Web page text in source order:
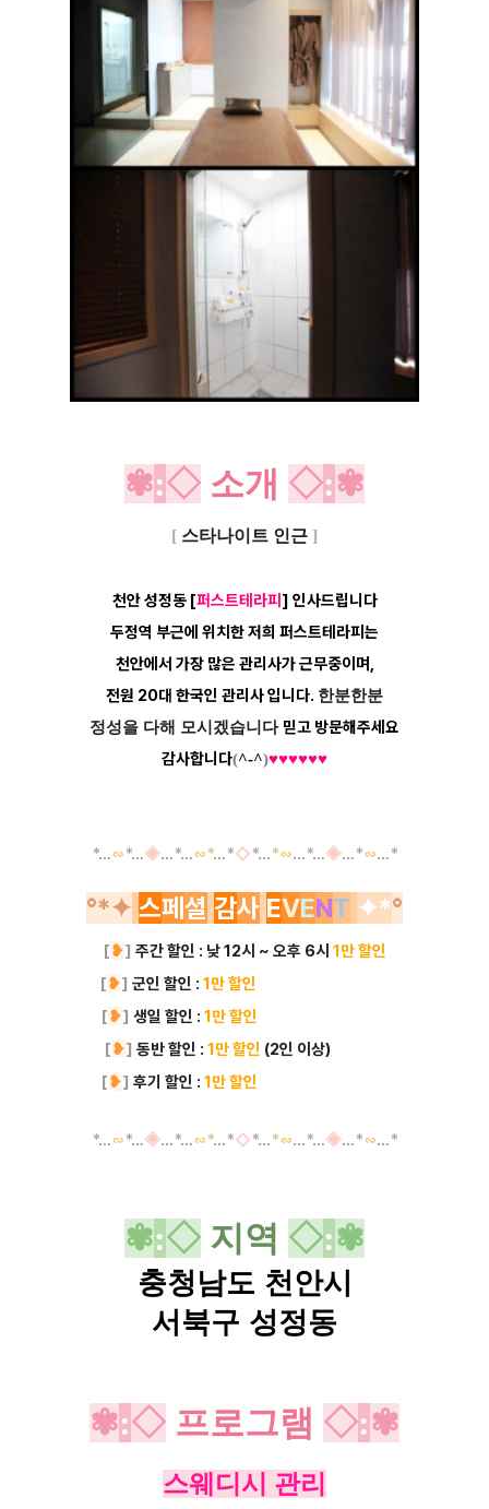
✾:◇ 소개 ◇:✾
[ 스타나이트 인근 ]
천안 성정동 [퍼스트테라피 ] 인사드립니다
두정역 부근에 위치한 저희 퍼스트테라피는
천안에서 가장 많은 관리사가 근무중이며,
전원 20대 한국인 관리사 입니다. 한분한분
정성을 다해 모시겠습니다 믿고 방문해주세요
감사합니다(^-^)♥♥♥♥♥♥
*…∽*…◈…*…∽*…*◇*…*∽…*…◈…*∽…*
°*✦ 스페셜 감사 EVENT ✦*°
[❥] 주간 할인 : 낮 12시 ~ 오후 6시 1만 할인
[❥] 군인 할인 : 1만 할인
[❥] 생일 할인 : 1만 할인
[❥] 동반 할인 : 1만 할인 (2인 이상)
[❥] 후기 할인 : 1만 할인
*…∽*…◈…*…∽*…*◇*…*∽…*…◈…*∽…*
✾:◇ 지역 ◇:✾
충청남도 천안시
서북구 성정동
✾:◇ 프로그램 ◇:✾
스웨디시 관리